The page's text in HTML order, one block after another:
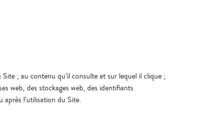
; au contenu qu’il consulte et sur lequel il clique ;
web, des stockages web, des identifiants
l’utilisation du Site.